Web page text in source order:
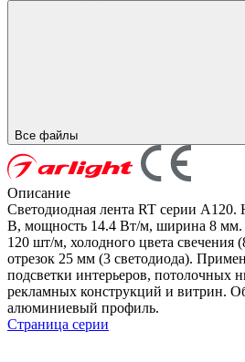
Все файлы
Описание
Светодиодная лента RT серии
В, мощность 14.4 Вт/м, ширина 8 мм.
120 шт/м, холодного цвета
отрезок 25 мм (3 светодиода).
подсветки интерьеров, потолочных
рекламных конструкций и витрин.
алюминиевый профиль.
Страница серии